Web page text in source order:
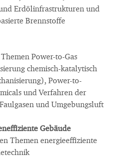
Erdölinfrastrukturen und
Brennstoffe
Power-to-Gas
chemisch-katalytisch
Power-to-
und Verfahren der
und Umgebungsluft
Gebäude
Themen energieeffiziente